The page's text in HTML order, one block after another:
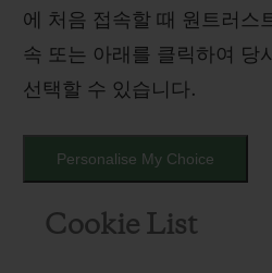
에 처음 접속할 때 원트러스
속 또는 아래를 클릭하여 당
선택할 수 있습니다.
Personalise My Choice
Cookie List